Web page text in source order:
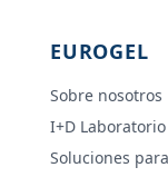
EUROGEL
Sobre nosotros
I+D Laboratorio
Soluciones